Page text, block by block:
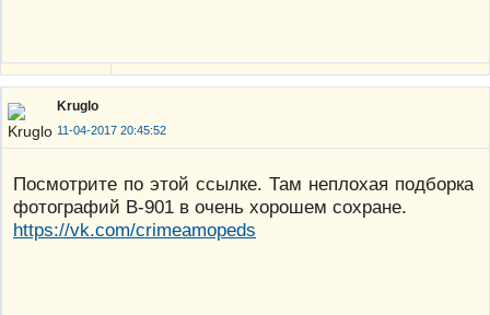
Kruglo
11-04-2017 20:45:52
Посмотрите по этой ссылке. Там неплохая подборка
фотографий В-901 в очень хорошем сохране.
https://vk.com/crimeamopeds